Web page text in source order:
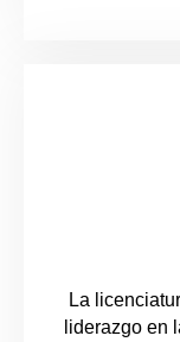
La
liderazgo en